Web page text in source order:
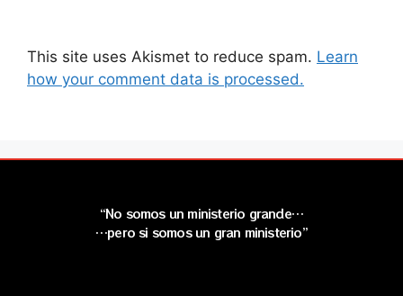
This site uses Akismet to reduce spam. Learn
how your comment data is processed.
“No somos un ministerio grande…
…pero si somos un gran ministerio”